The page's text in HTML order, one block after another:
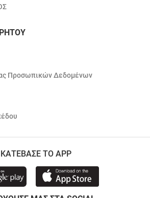
Προσωπικών Δεδομένων
ΚΑΤΕΒΑΣΕ ΤΟ APP